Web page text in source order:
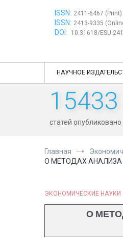
ISSN: 2411-6467 (Print)
ISSN: 2413-9335
DOI: 10.31618/
НАУЧНОЕ
15433
статей опубликовано
Главная
О МЕТОДАХ АНАЛИЗА
ЭКОНОМИЧЕСКИЕ НАУКИ
О